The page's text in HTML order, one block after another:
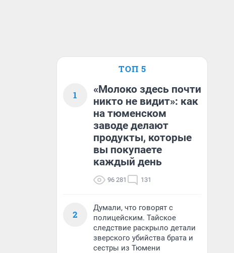
ТОП 5
1
«Молоко здесь почти
никто не видит»: как
на тюменском
заводе делают
продукты, которые
вы покупаете
каждый день
96 281 131
2
Думали, что говорят с
полицейским. Тайское
следствие раскрыло детали
зверского убийства брата и
сестры из Тюмени